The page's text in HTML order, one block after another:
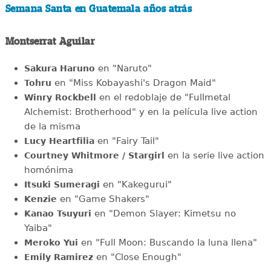
Semana Santa en Guatemala años atrás
Montserrat Aguilar
Sakura Haruno en "Naruto"
Tohru en "Miss Kobayashi's Dragon Maid"
Winry Rockbell
en el redoblaje de "Fullmetal
Alchemist: Brotherhood" y en la película live action
de la misma
Lucy Heartfilia en "Fairy Tail"
Courtney Whitmore / Stargirl
en la serie live action
homónima
Itsuki Sumeragi en "Kakegurui"
Kenzie en "Game Shakers"
Kanao Tsuyuri en "Demon Slayer: Kimetsu no
Yaiba"
Meroko Yui en "Full Moon: Buscando la luna llena"
Emily Ramirez en "Close Enough"